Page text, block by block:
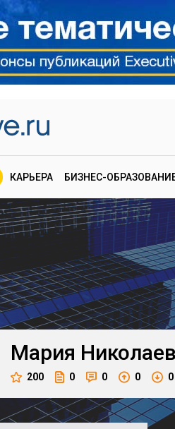
КАРЬЕРА БИЗНЕС-
Мария
200 0 0 0 0